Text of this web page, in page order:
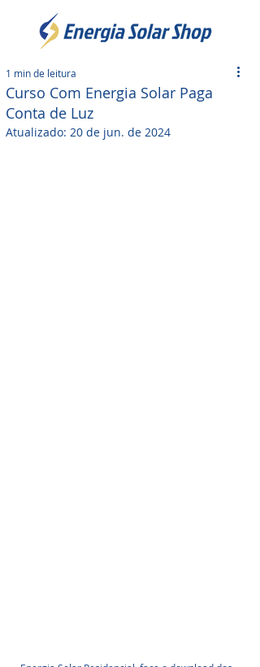
Curso Com Energia Solar Paga
Conta de Luz
1 min de leitura
Atualizado: 20 de jun. de 2024